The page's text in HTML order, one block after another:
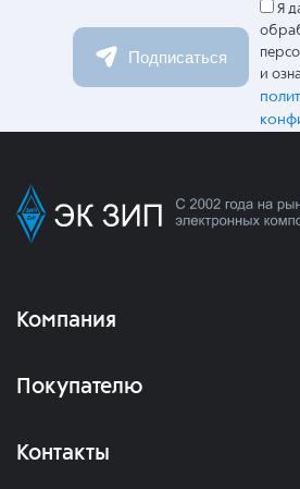
Подписаться
Я
и
Компания
Покупателю
Контакты